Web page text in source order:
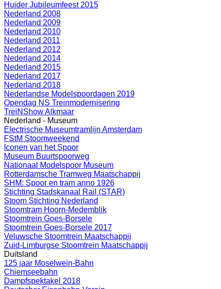
Huider Jubileumfeest 2015
Nederland 2008
Nederland 2009
Nederland 2010
Nederland 2011
Nederland 2012
Nederland 2014
Nederland 2015
Nederland 2017
Nederland 2018
Nederlandse Modelspoordagen 2019
Opendag NS Treinmodernisering
TreiNShow Alkmaar
Nederland - Museum
Electrische Museumtramlijn Amsterdam
FStM Stoomweekend
Iconen van het Spoor
Museum Buurtspoorweg
Nationaal Modelspoor Museum
Rotterdamsche Tramweg Maatschappij
SHM: Spoor en tram anno 1926
Stichting Stadskanaal Rail (STAR)
Stoom Stichting Nederland
Stoomtram Hoorn-Medemblik
Stoomtrein Goes-Borsele
Stoomtrein Goes-Borsele 2017
Veluwsche Stoomtrein Maatschappij
Zuid-Limburgse Stoomtrein Maatschappij
Duitsland
125 jaar Moselwein-Bahn
Chiemseebahn
Dampfspektakel 2018